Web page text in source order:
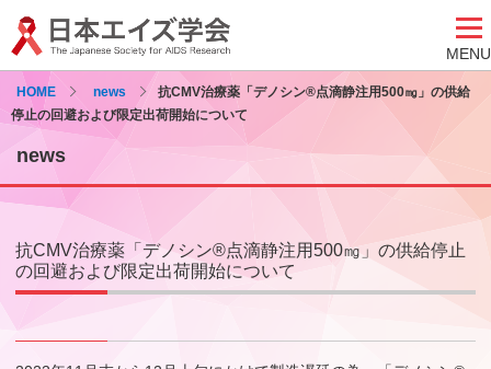
MENU
HOME news
抗CMV治療薬「デノシン®点滴静注用500㎎」の供給
停止の回避および限定出荷開始について
news
抗CMV治療薬「デノシン®点滴静注用500㎎」の供給停止
の回避および限定出荷開始について